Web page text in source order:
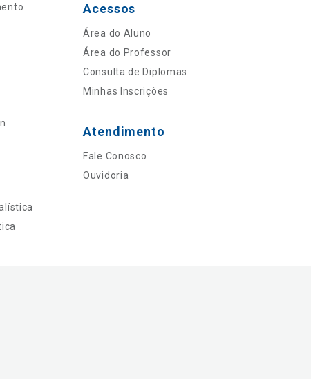
Acessos
Área do Aluno
Área do Professor
Consulta de Diplomas
Minhas Inscrições
Atendimento
Fale Conosco
Ouvidoria